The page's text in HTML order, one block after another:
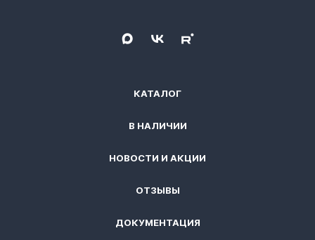
КАТАЛОГ
В НАЛИЧИИ
НОВОСТИ И АКЦИИ
ОТЗЫВЫ
ДОКУМЕНТАЦИЯ